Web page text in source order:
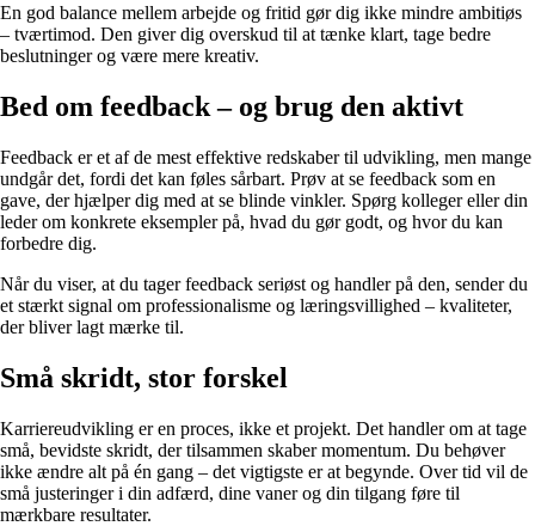
En god balance mellem arbejde og fritid gør dig ikke mindre ambitiøs
– tværtimod. Den giver dig overskud til at tænke klart, tage bedre
beslutninger og være mere kreativ.
Bed om feedback – og brug den aktivt
Feedback er et af de mest effektive redskaber til udvikling, men mange
undgår det, fordi det kan føles sårbart. Prøv at se feedback som en
gave, der hjælper dig med at se blinde vinkler. Spørg kolleger eller din
leder om konkrete eksempler på, hvad du gør godt, og hvor du kan
forbedre dig.
Når du viser, at du tager feedback seriøst og handler på den, sender du
et stærkt signal om professionalisme og læringsvillighed – kvaliteter,
der bliver lagt mærke til.
Små skridt, stor forskel
Karriereudvikling er en proces, ikke et projekt. Det handler om at tage
små, bevidste skridt, der tilsammen skaber momentum. Du behøver
ikke ændre alt på én gang – det vigtigste er at begynde. Over tid vil de
små justeringer i din adfærd, dine vaner og din tilgang føre til
mærkbare resultater.